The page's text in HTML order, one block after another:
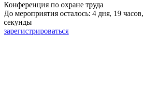
Конференция по охране труда
До мероприятия осталось: 4 дня, 19
секунды
зарегистрироваться